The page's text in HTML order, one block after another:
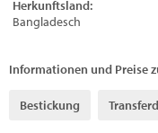
Herkunftsland:
Bangladesch
Informationen und Preise
Bestickung